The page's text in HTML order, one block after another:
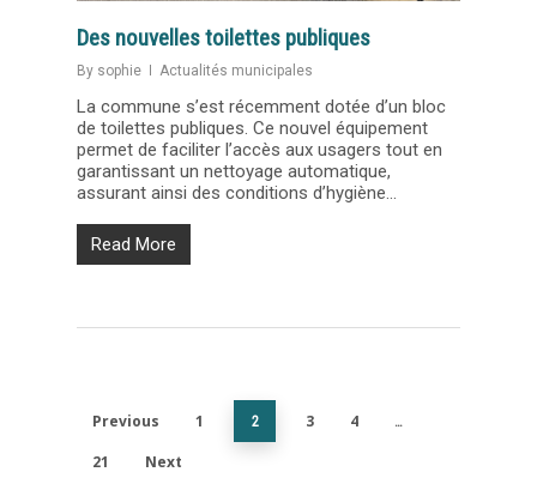
Des nouvelles toilettes publiques
By sophie Actualités municipales
La commune s’est récemment dotée d’un bloc
de toilettes publiques. Ce nouvel équipement
permet de faciliter l’accès aux usagers tout en
garantissant un nettoyage automatique,
assurant ainsi des conditions d’hygiène...
Read More
Previous 1 2 3 4 …
21 Next